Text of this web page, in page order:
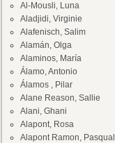
Al-Mousli, Luna
Aladjidi, Virginie
Alafenisch, Salim
Alamán, Olga
Alaminos, María
Álamo, Antonio
Álamos , Pilar
Alane Reason, Sallie
Alani, Ghani
Alapont, Rosa
Alapont Ramon, Pasqual